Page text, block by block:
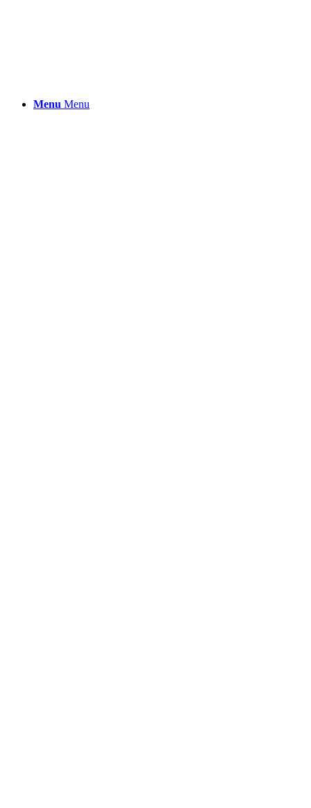
Menu Menu